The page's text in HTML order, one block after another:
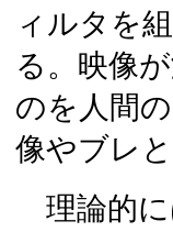
ィルタを
る。映像
のを人間
像やブレ
理論的に